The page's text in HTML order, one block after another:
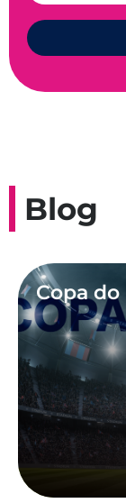
Blog
Copa